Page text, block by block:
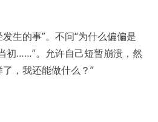
生的事”。不问“为什么偏偏是
初……”。允许自己短暂崩溃，然
，我还能做什么？”